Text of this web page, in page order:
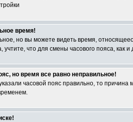
время!
но вы можете видеть время,
учтите, что для смены часового пояса,
но время все равно неправильное!
часовой пояс правильно, то